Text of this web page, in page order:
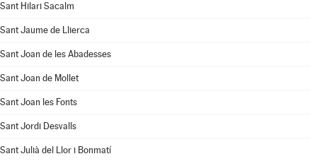
Sant Hilari Sacalm
Sant Jaume de Llierca
Sant Joan de les Abadesses
Sant Joan de Mollet
Sant Joan les Fonts
Sant Jordi Desvalls
Sant Julià del Llor i Bonmatí